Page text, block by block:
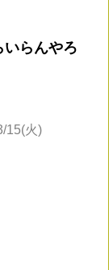
いらんやろ
15(火)